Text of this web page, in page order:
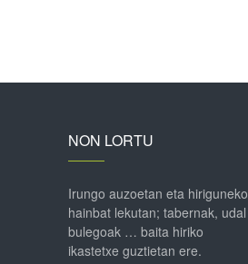
NON LORTU
Irungo auzoetan eta hiriguneko
hainbat lekutan; tabernak, udal
bulegoak … baita hiriko
ikastetxe guztietan ere.